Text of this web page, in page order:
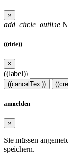
×
add_circle_outline
((title))
×
((label))
((cancelText))
anmelden
×
Sie müssen
speichern.